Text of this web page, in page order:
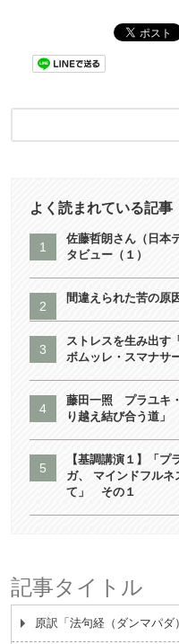
よく読まれている記事
佐藤哲朗さん（日本
タビュー（１）
間違えられた苦の
ストレスを生み出
ボムッレ・スマナサ
藤田一照 プラユキ
り越え結び合う道」
【基調講演１】「
ガ、 マインドフル
て」 その１
記事タイトル
原訳「法句経（ダンマパダ